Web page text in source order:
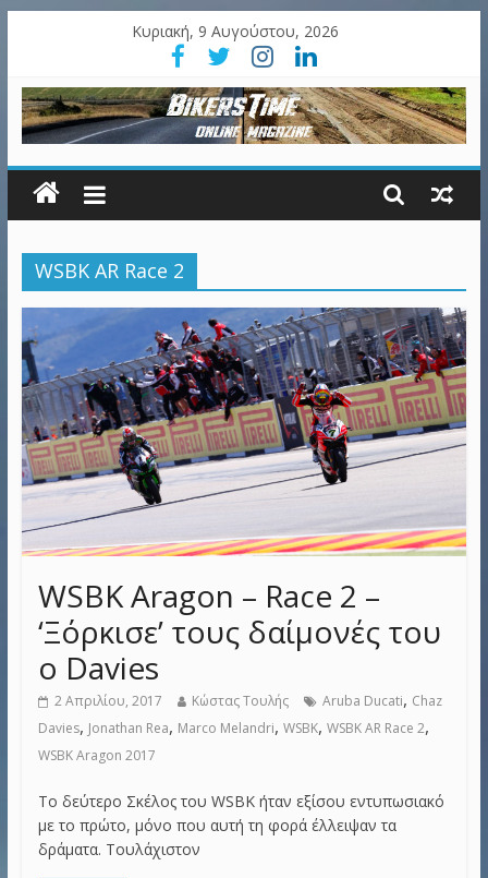
Κυριακή, 9 Αυγούστου, 2026
WSBK AR Race 2
WSBK Aragon – Race 2 –
‘Ξόρκισε’ τους δαίμονές του
ο Davies
2 Απριλίου, 2017 Κώστας Τουλής Aruba Ducati, Chaz
Davies, Jonathan Rea, Marco Melandri, WSBK, WSBK AR Race 2,
WSBK Aragon 2017
Το δεύτερο Σκέλος του WSBK ήταν εξίσου εντυπωσιακό
με το πρώτο, μόνο που αυτή τη φορά έλλειψαν τα
δράματα. Τουλάχιστον